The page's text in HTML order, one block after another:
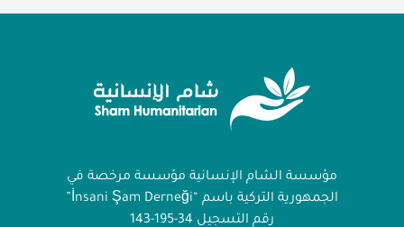
مؤسسة الشام الإنسانية مؤسسة مرخصة في
الجمهورية التركية باسم “İnsani Şam Derneği”
رقم التسجيل 34-195-143